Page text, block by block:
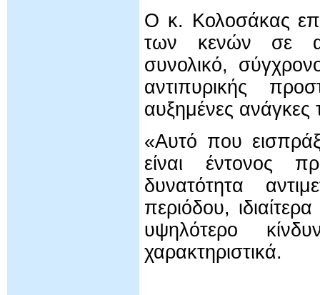
Ο κ. Κολοσάκας
των κενών σε
συνολικό,
αντιπυρικής
αυξημένες ανάγκες
«Αυτό που
είναι έντονος
δυνατότητα
περιόδου,
υψηλότερο
χαρακτηριστικά.